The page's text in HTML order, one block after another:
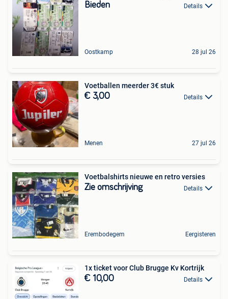
Bieden Details
Oostkamp 28 jul 26
Voetballen meerder 3€ stuk
€ 3,00 Details
Menen 27 jul 26
Voetbalshirts nieuwe en retro versies
Zie omschrijving Details
Erembodegem Eergisteren
1x ticket voor Club Brugge Kv Kortrijk
€ 10,00 Details